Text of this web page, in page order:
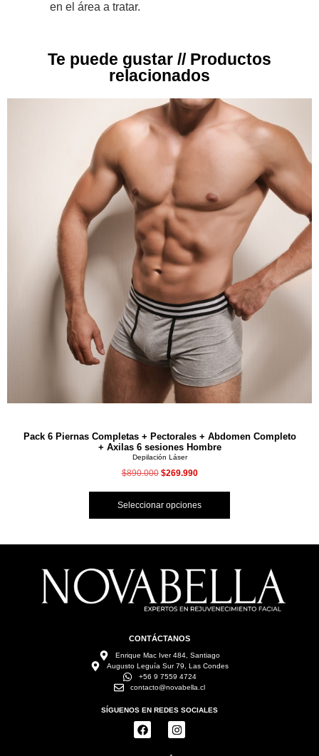
en el área a tratar.
Te puede gustar // Productos
relacionados
Pack 6 Piernas Completas + Pectorales + Abdomen Completo
+ Axilas 6 sesiones Hombre
Depilación Láser
$890.000 $269.990
Seleccionar opciones
CONTÁCTANOS
Enrique Mac Iver 484, Santiago
Augusto Leguía Sur 79, Las Condes
+56 9 7559 4724
contacto@novabella.cl
SÍGUENOS EN REDES SOCIALES